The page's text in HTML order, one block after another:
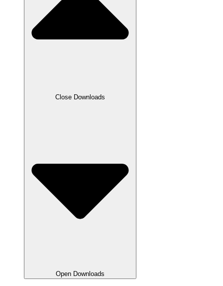
Close Downloads
Open Downloads